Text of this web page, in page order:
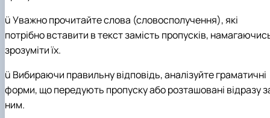
üУважно прочитайте слова (словосполучення), які
потрібно вставити в текст замість пропусків,
зрозуміти їх.
ü Вибираючи правильну відповідь, аналізуйте граматичні
форми, що передують пропуску або розташовані відразу
ним.